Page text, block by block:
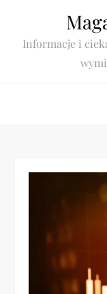
contentInformacje i